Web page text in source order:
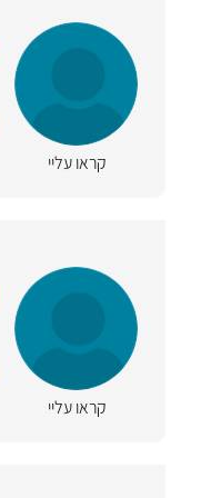
קראו עליי
קראו עליי